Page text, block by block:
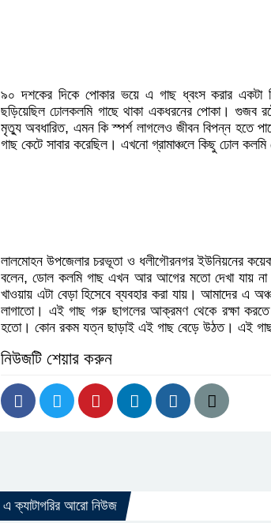
৯০ দশকের দিকে পোকার ভয়ে এ গাছ ধ্বংস করার
ছড়িয়েছিল ঢোলকলমি গাছে থাকা একধরনের পোকা। গুজব
মৃত্যু অবধারিত, এমন কি স্পর্শ লাগলেও জীবন বিপন্ন হতে
গাছ কেটে সাবার করেছিল। এখনো গ্রামাঞ্চলে কিছু ঢোল কলমি
লালমোহন উপজেলার চরভূতা ও ধলীগৌরনগর ইউনিয়নের
বলেন, ডোল কলমি গাছ এখন আর আগের মতো দেখা যায়
খাওয়ায় এটা বেড়া হিসেবে ব্যবহার করা যায়। আমাদের এ
লাগাতো। এই গাছ গরু ছাগলের আক্রমণ থেকে রক্ষা করতে
হতো। কোন রকম যত্ন ছাড়াই এই গাছ বেড়ে উঠত। এই
নিউজটি শেয়ার করুন
এ ক্যাটাগরির আরো নিউজ